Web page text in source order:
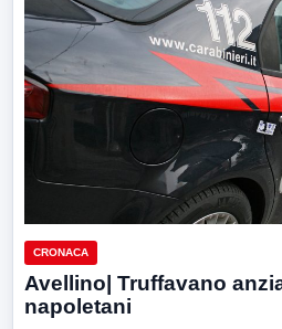
CRONACA
Avellino| Truffavano
napoletani